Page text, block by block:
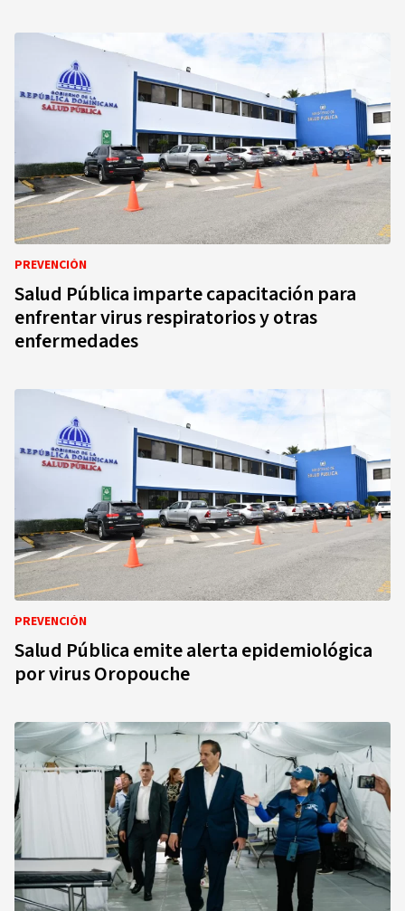
PREVENCIÓN
Salud Pública imparte capacitación para
enfrentar virus respiratorios y otras
enfermedades
PREVENCIÓN
Salud Pública emite alerta epidemiológica
por virus Oropouche